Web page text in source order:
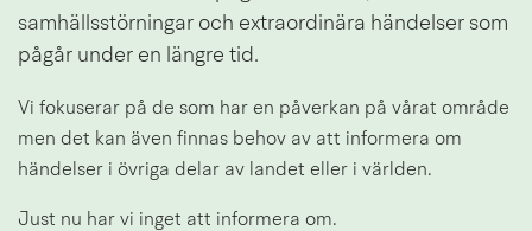
samhällsstörningar och extraordinära händelser som
pågår under en längre tid.
Vi fokuserar på de som har en påverkan på vårat område
men det kan även finnas behov av att informera om
händelser i övriga delar av landet eller i världen.
Just nu har vi inget att informera om.